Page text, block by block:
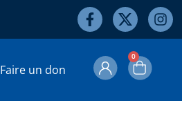
Faire un don
0